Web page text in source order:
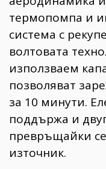
термопомпа и
система с
волтовата
използваем
позволяват
за 10 минути.
поддържа и
превръщайки
източник.